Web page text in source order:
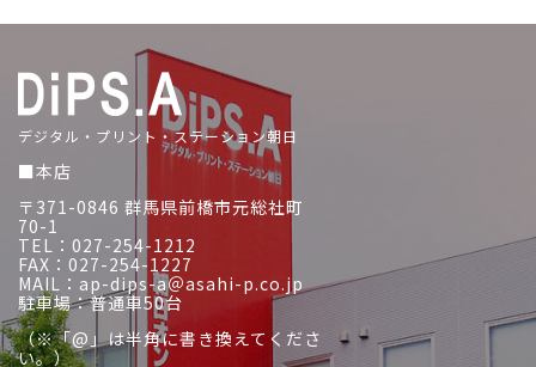
デジタル・プリント・ステーション朝日
■本店
〒371-0846 群馬県前橋市元総社町
70-1
TEL：027-254-1212
FAX：027-254-1227
MAIL：ap-dips-a＠asahi-p.co.jp
駐車場：普通車50台
（※「@」は半角に書き換えてくださ
い。）